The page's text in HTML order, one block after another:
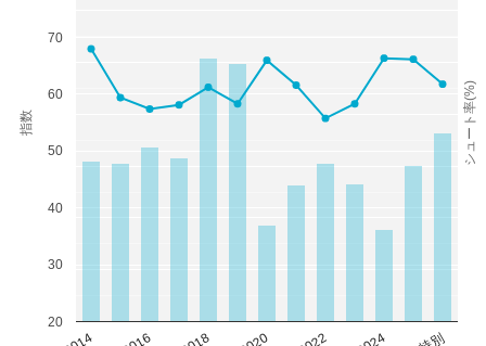
20
30
40
50
60
70
指数 シュート率(%)